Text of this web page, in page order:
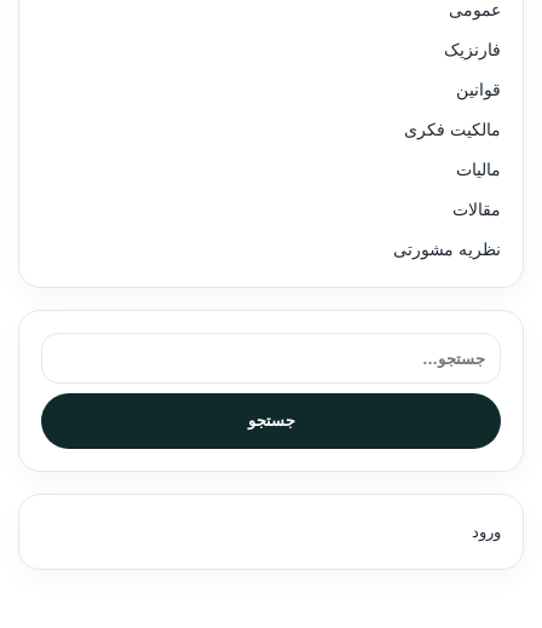
عمومی
فارنزیک
قوانین
مالکیت فکری
مالیات
مقالات
نظریه مشورتی
جستجو برای:
جستجو
ورود